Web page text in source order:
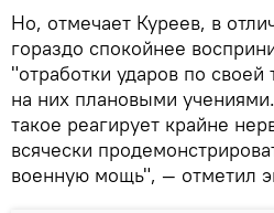
Но, отмечает Куреев, в
гораздо спокойнее
"отработки ударов по своей
на них плановыми
такое реагирует крайне
всячески
военную мощь", — отметил